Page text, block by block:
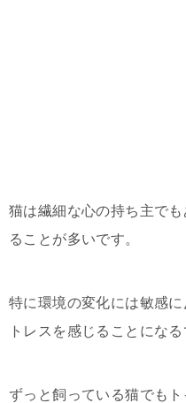
猫は繊細な心の持ち主で
ることが多いです。
特に環境の変化には敏感
トレスを感じることになる
ずっと飼っている猫でも